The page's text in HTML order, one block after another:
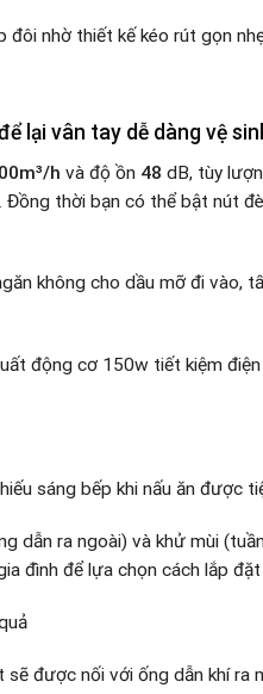
đôi nhờ thiết kế kéo rút gọn
lại vân tay dễ dàng vệ
h và độ ồn 48 dB, tùy
. Đồng thời bạn có thể bật nút
không cho dầu mỡ đi vào,
động cơ 150w tiết kiệm
sáng bếp khi nấu ăn được
dẫn ra ngoài) và khử mùi
đình để lựa chọn cách lắp
được nối với ống dẫn khí ra